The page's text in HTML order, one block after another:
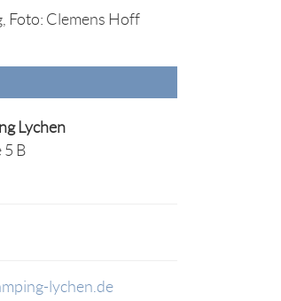
Lychen
5 B
lychen.de